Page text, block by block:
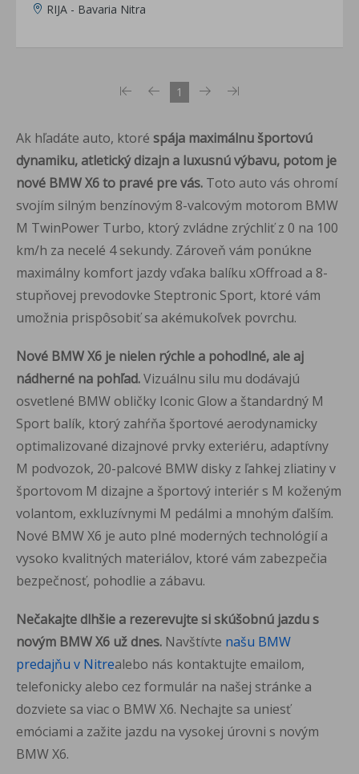
RIJA - Bavaria Nitra
1
Ak hľadáte auto, ktoré spája maximálnu športovú
dynamiku, atletický dizajn a luxusnú výbavu, potom je
nové BMW X6 to pravé pre vás. Toto auto vás ohromí
svojím silným benzínovým 8-valcovým motorom BMW
M TwinPower Turbo, ktorý zvládne zrýchliť z 0 na 100
km/h za necelé 4 sekundy. Zároveň vám ponúkne
maximálny komfort jazdy vďaka balíku xOffroad a 8-
stupňovej prevodovke Steptronic Sport, ktoré vám
umožnia prispôsobiť sa akémukoľvek povrchu.
Nové BMW X6 je nielen rýchle a pohodlné, ale aj
nádherné na pohľad.Vizuálnu silu mu dodávajú
osvetlené BMW obličky Iconic Glow a štandardný M
Sport balík, ktorý zahŕňa športové aerodynamicky
optimalizované dizajnové prvky exteriéru, adaptívny
M podvozok, 20-palcové BMW disky z ľahkej zliatiny v
športovom M dizajne a športový interiér s M koženým
volantom, exkluzívnymi M pedálmi a mnohým ďalším.
Nové BMW X6 je auto plné moderných technológií a
vysoko kvalitných materiálov, ktoré vám zabezpečia
bezpečnosť, pohodlie a zábavu.
Nečakajte dlhšie a rezerevujte si skúšobnú jazdu s
novým BMW X6 už dnes. Navštívte našu BMW
predajňu v Nitrealebo nás kontaktujte emailom,
telefonicky alebo cez formulár na našej stránke a
dozviete sa viac o BMW X6. Nechajte sa uniesť
emóciami a zažite jazdu na vysokej úrovni s novým
BMW X6.